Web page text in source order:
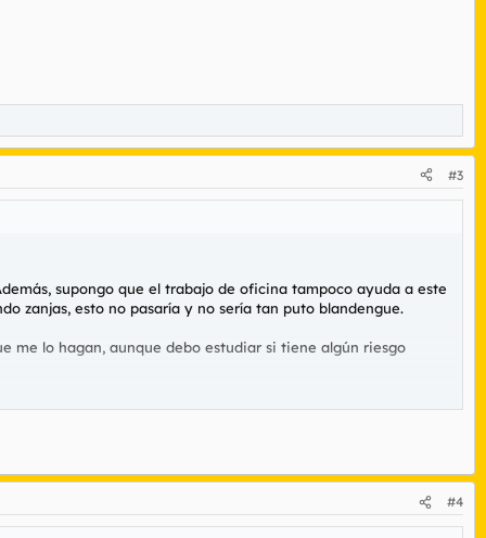
#3
supongo que el trabajo de oficina tampoco ayuda a este
zanjas, esto no pasaría y no sería tan puto blandengue.
me lo hagan, aunque debo estudiar si tiene algún riesgo
#4